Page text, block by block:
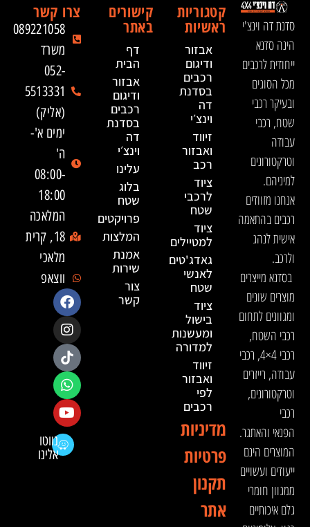
סדנת דה וינצ'י
הינה סדנא
ייחודית לרכבים
מכל הסוגים
ובעיקר רכבי
שטח, רכבי
עבודה
וטרקטורונים
למיניהם.
אנחנו מזוודים
רכבים בהתאמה
אישית לנהג
ולרכב.
בסדנא מייצרים
מוצרים שונים
ומגוונים לתחום
רכבי השטח,
רכבי 4×4, רכבי
עבודה, רייזרים
וטרקטורונים,
רכבי
הפנאי והאתגר.
המוצרים הינם
ייעודים ועשויים
ממגוון חומרי
גלם איכותיים
קטגוריות
ראשיות
אבזור
ודיגום
רכבים
בסדנת
דה
וינצ׳י
זיווד
ואבזור
רכב
ציוד
לרכבי
שטח
ציוד
למטיילים
גאדג'טים
לאנשי
שטח
ציוד
בישול
ומעשנות
למדורה
זיווד
ואבזור
לפי
רכבים
מדיניות
פרטיות
תקנון
אתר
קישורים
באתר
דף
הבית
אבזור
ודיגום
רכבים
בסדנת
דה
וינצ׳י
עלינו
בלוג
שטח
פרויקטים
המלצות
אמנת
שירות
צור
קשר
צרו קשר
089221058
משרד
052-
5513331
(אליק)
ימים א'-
ה'
08:00-
18:00
המלאכה
18, קרית
מלאכי
ווצאפ
נווטו
אלינו